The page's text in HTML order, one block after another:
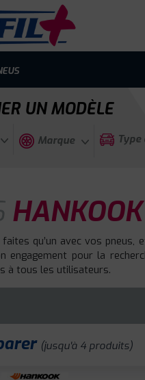
UN MODÈLE
Marque Type
faites qu’un avec vos
engagement pour la
à tous les utilisateurs.
(jusqu'à 4 produits)